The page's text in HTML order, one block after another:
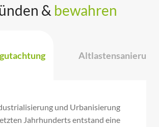
& bewahren
Altlastensanierung
und Urbanisierung
Jahrhunderts entstand eine